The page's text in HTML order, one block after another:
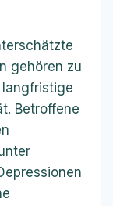
gehören zu
Betroffene